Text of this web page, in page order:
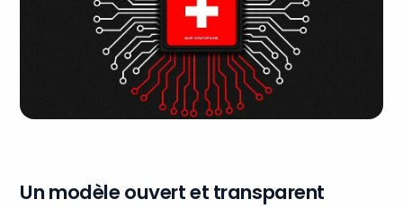
Un modèle ouvert et transparent